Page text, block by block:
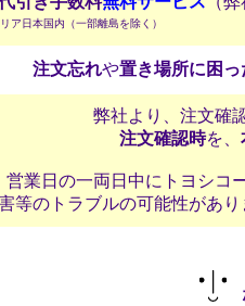
ア日本国内（一部離島を除く）
注文忘れや置き場所に困っ
弊社より、注文確
注文確認時を、
営業日の一両日中にトヨシコ
等のトラブルの可能性があ